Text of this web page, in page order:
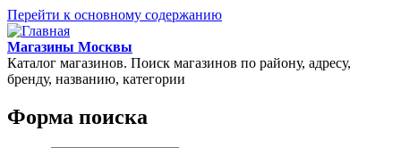
Перейти к основному содержанию
Магазины Москвы
Каталог магазинов. Поиск магазинов по району, адресу,
бренду, названию, категории
Форма поиска